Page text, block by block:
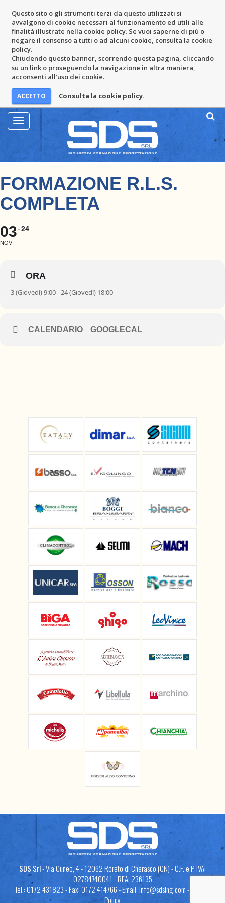
Questo sito o gli strumenti terzi da questo utilizzati si
avvalgono di cookie necessari al funzionamento ed utili alle
finalità illustrate nella cookie policy. Se vuoi saperne di più o
negare il consenso a tutti o ad alcuni cookie, consulta la cookie
policy.
Chiudendo questo banner, scorrendo questa pagina, cliccando
su un link o proseguendo la navigazione in altra maniera,
acconsenti all’uso dei cookie.
Consulta la cookie policy.
Mostra
Menu
FORMAZIONE R.L.S.
COMPLETA
03
NOV
24
ORA
3 (Giovedì) 9:00 - 24 (Giovedì) 18:00
CALENDARIO GOOGLECAL
SDS Srl- Via Cuneo, 4 - 12062 Roreto di Cherasco (CN) - C.F. e P. IVA:
02784740041 - REA: 236135
Tel.: 0172 431823 - Fax: 0172 414766 - Email:info@sdsing.com-
Policy